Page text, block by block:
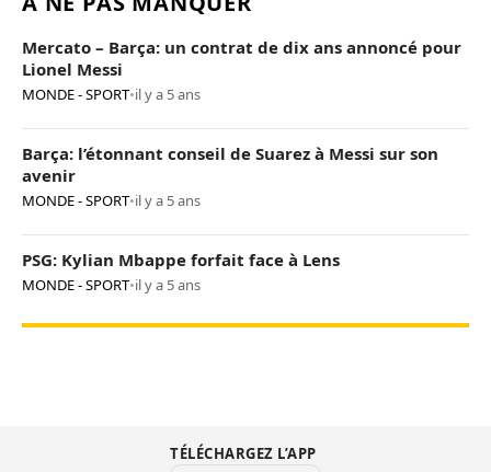
Mercato – Barça: un contrat de dix ans annoncé pour
Lionel Messi
MONDE - SPORT•il y a 5 ans
Barça: l’étonnant conseil de Suarez à Messi sur son
avenir
MONDE - SPORT•il y a 5 ans
PSG: Kylian Mbappe forfait face à Lens
MONDE - SPORT•il y a 5 ans
TÉLÉCHARGEZ L’APP